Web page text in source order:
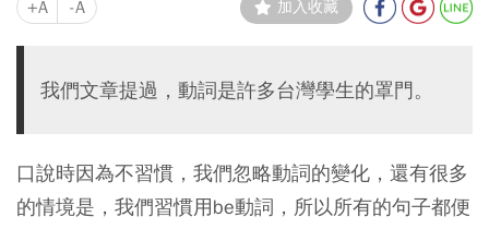
+A -A 加入收藏
我們文章提過，動詞是許多台灣學生的罩門。
口說時因為不習慣，我們忽略動詞的變化，還有很多
的情境是，我們習慣用be動詞，所以所有的句子都便